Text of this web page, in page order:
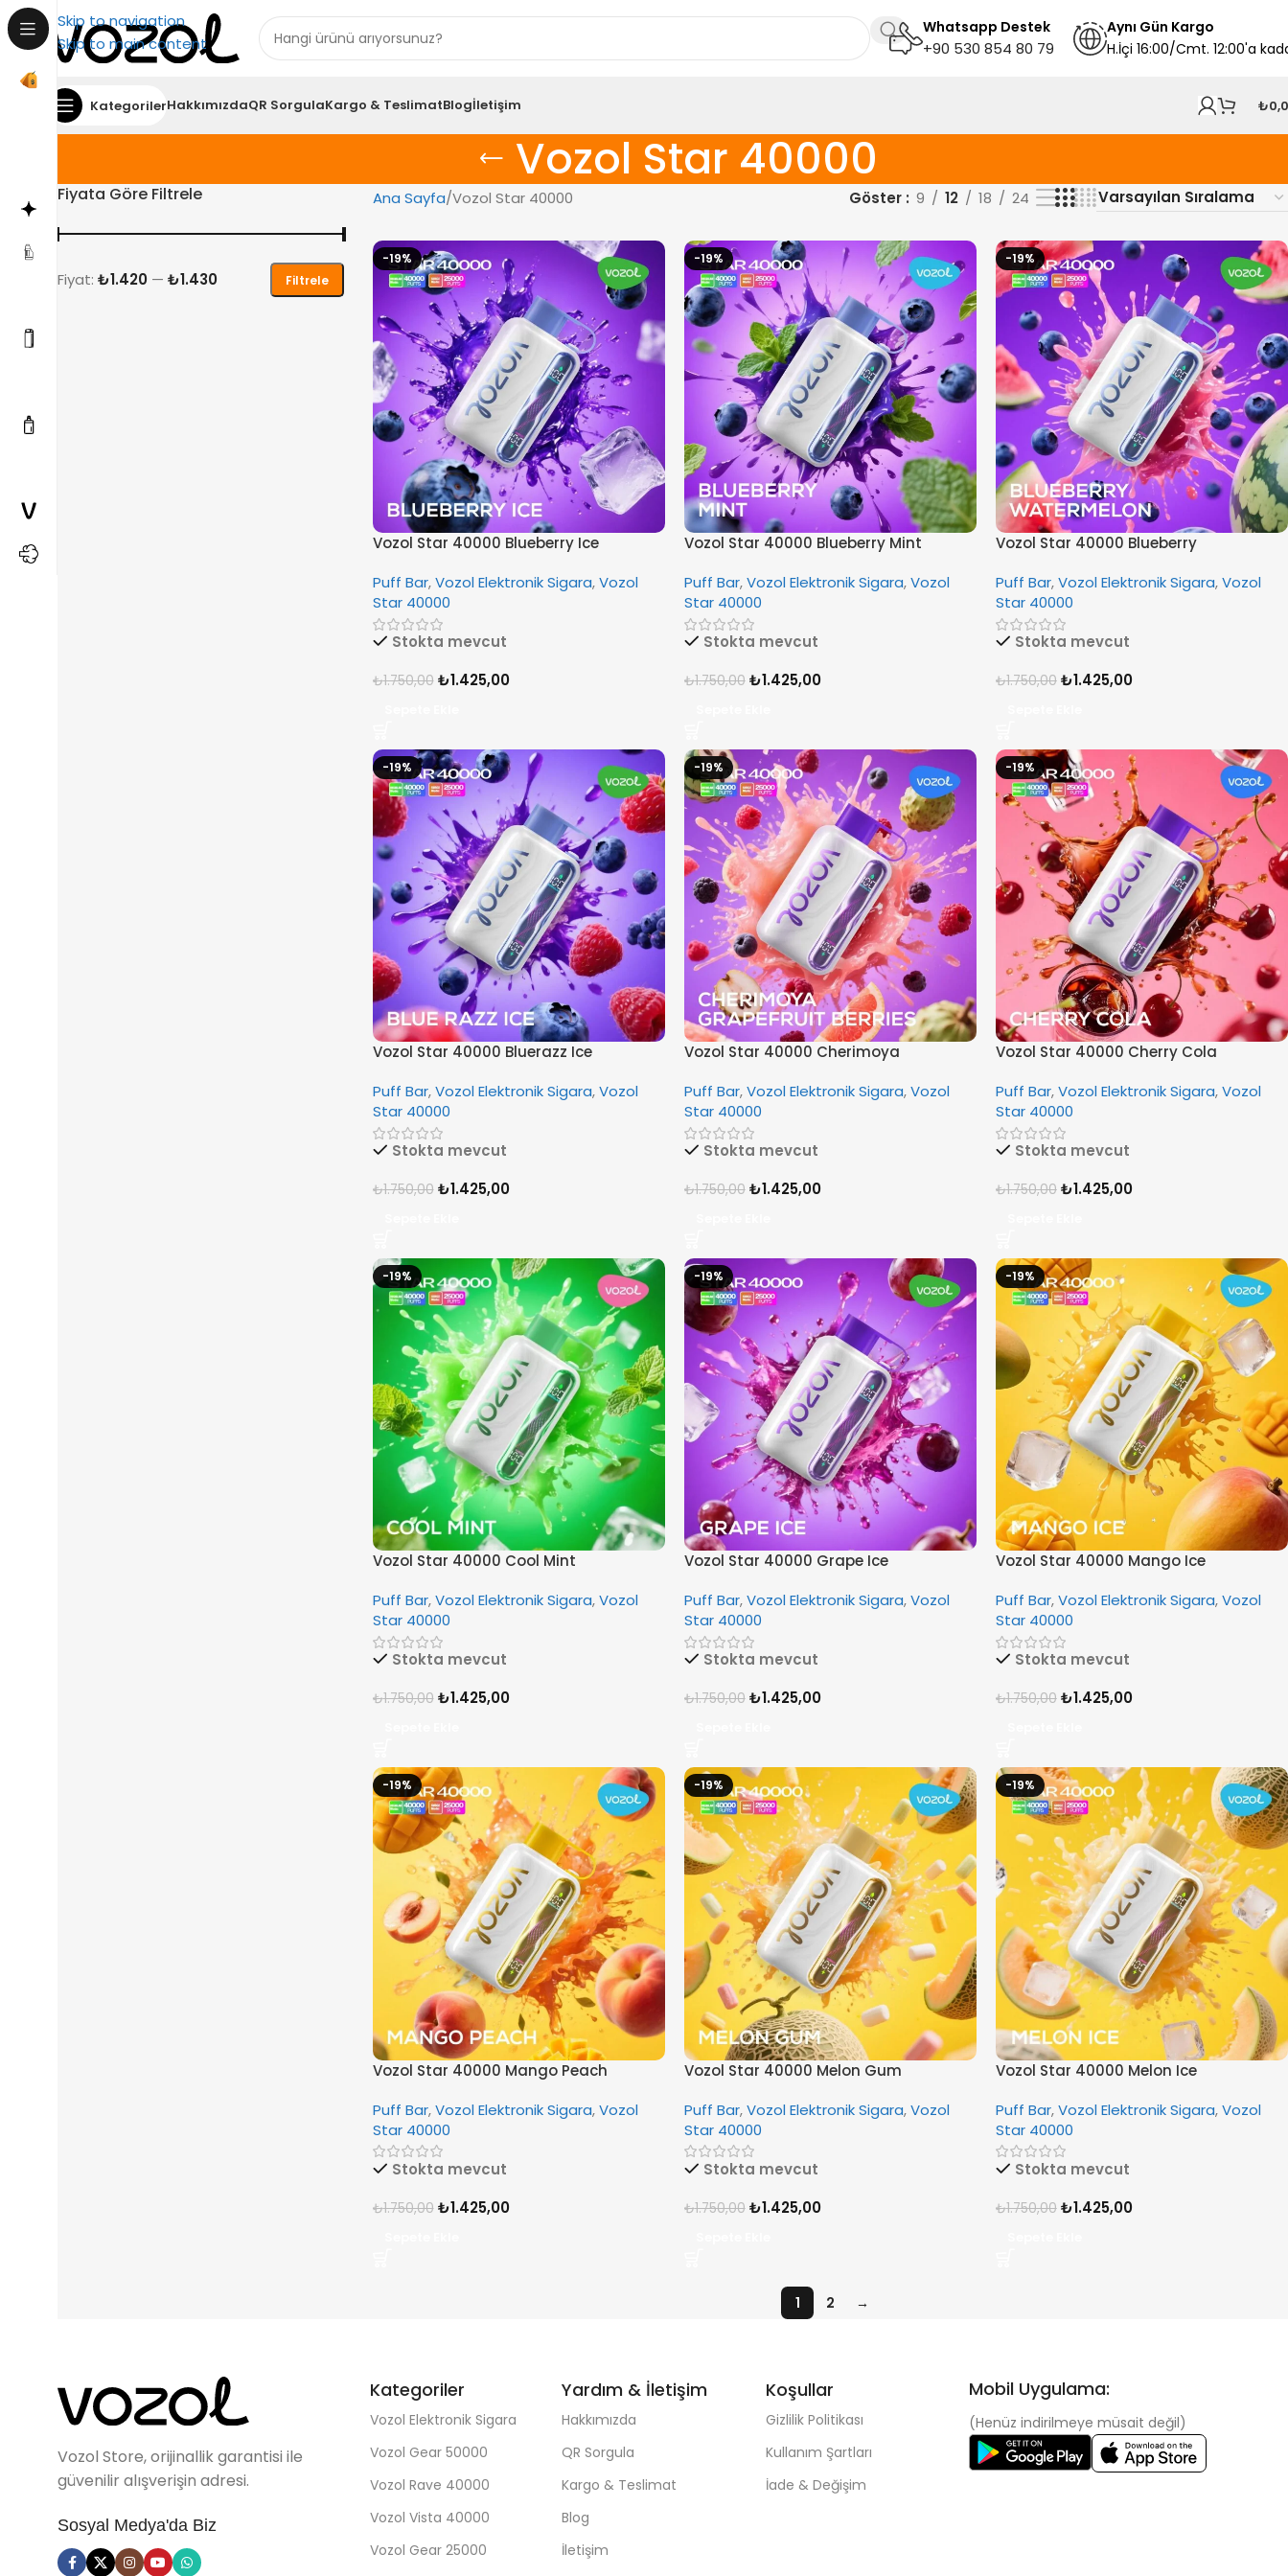
Skip to navigation
Skip to main content
Whatsapp Destek
+90 530 854 80 79
Aynı Gün Kargo
H.İçi 16:00/Cmt. 12:00'a
KategorilerHakkımızdaQR SorgulaKargo & TeslimatBlogİletişim ₺
Vozol Star 40000
Fiyata Göre Filtrele
Filtrele
Fiyat: ₺1.420 — ₺1.430
Ana Sayfa Vozol Star 40000 Göster 9 12 18 24
-19%
Vozol Star 40000 Blueberry Ice
Puff Bar,Vozol Elektronik Sigara,Vozol
Star 40000
Stokta mevcut
₺1.750,00 ₺1.425,00
-19%
Vozol Star 40000 Blueberry Mint
Puff Bar,Vozol Elektronik Sigara,Vozol
Star 40000
Stokta mevcut
₺1.750,00 ₺1.425,00
-19%
Vozol Star 40000 Blueberry
Puff Bar,Vozol Elektronik Sigara,Vozol
Star 40000
Stokta mevcut
₺1.750,00 ₺1.425,00
-19%
Vozol Star 40000 Bluerazz Ice
Puff Bar,Vozol Elektronik Sigara,Vozol
Star 40000
Stokta mevcut
₺1.750,00 ₺1.425,00
-19%
Vozol Star 40000 Cherimoya
Puff Bar,Vozol Elektronik Sigara,Vozol
Star 40000
Stokta mevcut
₺1.750,00 ₺1.425,00
-19%
Vozol Star 40000 Cherry Cola
Puff Bar,Vozol Elektronik Sigara,Vozol
Star 40000
Stokta mevcut
₺1.750,00 ₺1.425,00
-19%
Vozol Star 40000 Cool Mint
Puff Bar,Vozol Elektronik Sigara,Vozol
Star 40000
Stokta mevcut
₺1.750,00 ₺1.425,00
-19%
Vozol Star 40000 Grape Ice
Puff Bar,Vozol Elektronik Sigara,Vozol
Star 40000
Stokta mevcut
₺1.750,00 ₺1.425,00
-19%
Vozol Star 40000 Mango Ice
Puff Bar,Vozol Elektronik Sigara,Vozol
Star 40000
Stokta mevcut
₺1.750,00 ₺1.425,00
-19%
Vozol Star 40000 Mango Peach
Puff Bar,Vozol Elektronik Sigara,Vozol
Star 40000
Stokta mevcut
₺1.750,00 ₺1.425,00
-19%
Vozol Star 40000 Melon Gum
Puff Bar,Vozol Elektronik Sigara,Vozol
Star 40000
Stokta mevcut
₺1.750,00 ₺1.425,00
-19%
Vozol Star 40000 Melon Ice
Puff Bar,Vozol Elektronik Sigara,Vozol
Star 40000
Stokta mevcut
₺1.750,00 ₺1.425,00
1 2 →
Vozol Store, orijinallik garantisi ile
güvenilir alışverişin adresi.
Sosyal Medya'da Biz
Kategoriler
Vozol Elektronik Sigara
Vozol Gear 50000
Vozol Rave 40000
Vozol Vista 40000
Vozol Gear 25000
Yardım & İletişim
Hakkımızda
QR Sorgula
Kargo & Teslimat
Blog
İletişim
Koşullar
Gizlilik Politikası
Kullanım Şartları
İade & Değişim
Mobil Uygulama:
(Henüz indirilmeye müsait değil)